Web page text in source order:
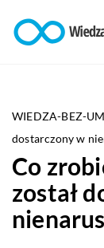
WIEDZA-BEZ-
dostarczony w
Co
został